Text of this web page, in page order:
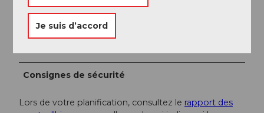
Si la montée de la Schwandstrasse jusqu'à Fellenrüti
est trop raide, prenez le bus sportif gratuit à la gare
d'Engelberg et commencez la balade d'hiver depuis
Consignes de sécurité
Lors de votre planification, consultez le rapport des
Je suis d’accord